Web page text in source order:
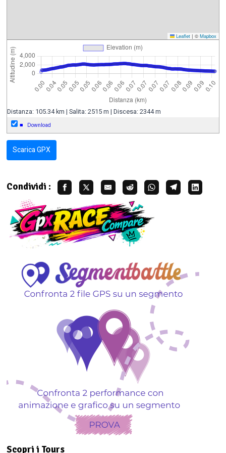
Leaflet | ©Mapbox
Distanza: 105.34 km | Salita: 2515 m | Discesa: 2344 m
■ Download
Scarica GPX
Condividi :
Scopri i Tours